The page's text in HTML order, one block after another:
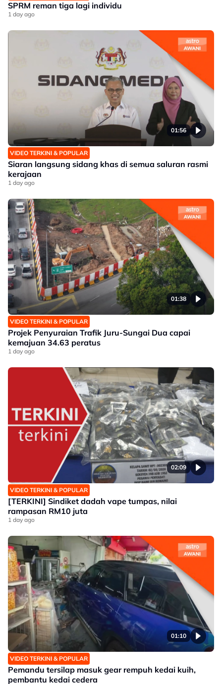
SPRM reman tiga lagi individu
1 day ago
01:56
VIDEO TERKINI & POPULAR
Siaran langsung sidang khas di semua saluran rasmi
kerajaan
1 day ago
01:38
VIDEO TERKINI & POPULAR
Projek Penyuraian Trafik Juru-Sungai Dua capai
kemajuan 34.63 peratus
1 day ago
02:09
VIDEO TERKINI & POPULAR
[TERKINI] Sindiket dadah vape tumpas, nilai
rampasan RM10 juta
1 day ago
01:10
VIDEO TERKINI & POPULAR
Pemandu tersilap masuk gear rempuh kedai kuih,
pembantu kedai cedera